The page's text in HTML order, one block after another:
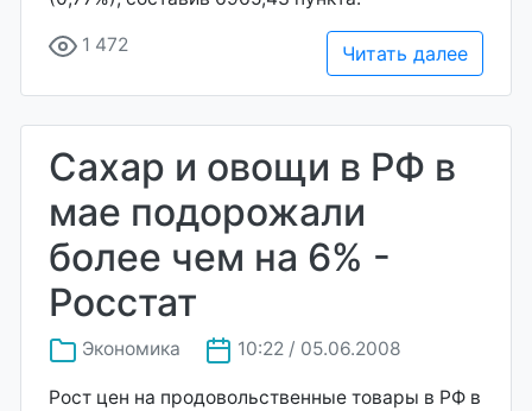
1 472 Читать далее
Сахар и овощи в РФ в
мае подорожали
более чем на 6% -
Росстат
Экономика 10:22 / 05.06.2008
Рост цен на продовольственные товары в РФ в